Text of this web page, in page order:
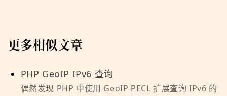
更多相似文章
PHP GeoIP IPv6 查询
偶然发现 PHP 中使用 GeoIP PECL 扩展查询 IPv6 的